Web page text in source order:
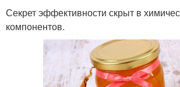
Секрет эффективности скрыт в
компонентов.